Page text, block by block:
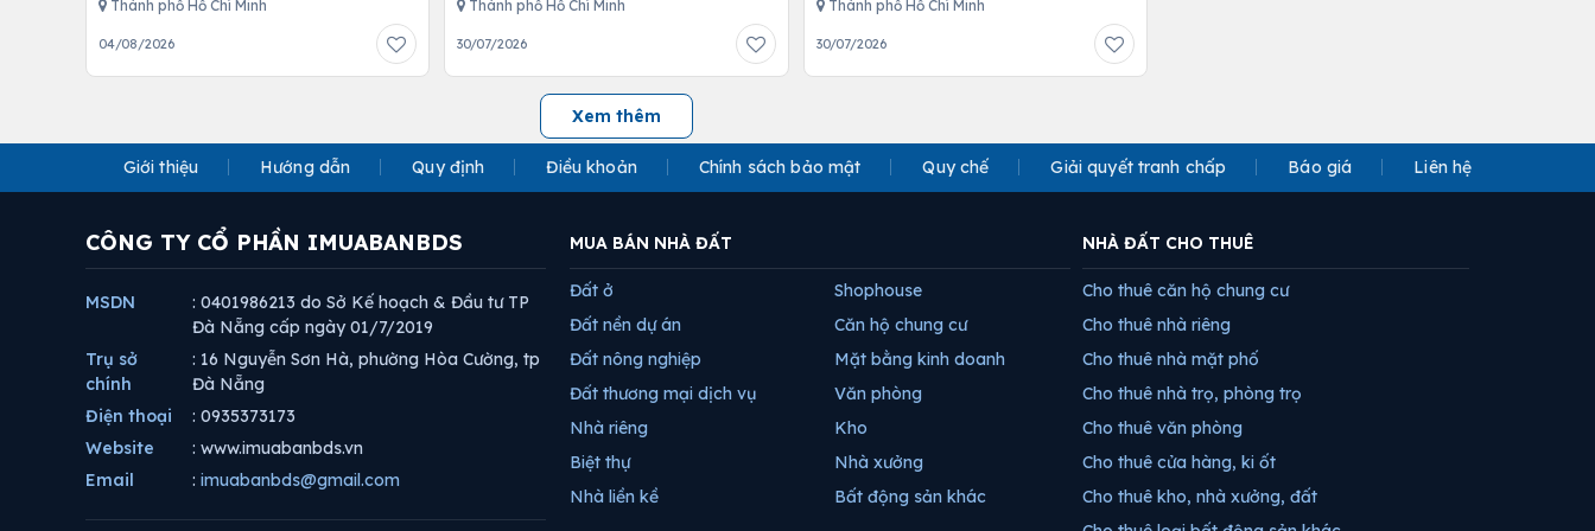
Thành phố Hồ Chí Minh
04/08/2026
Thành phố Hồ Chí Minh
30/07/2026
Thành phố Hồ Chí Minh
30/07/2026
Xem thêm
Giới thiệu Hướng dẫn Quy định Điều khoản Chính sách bảo mật Quy chế Giải quyết tranh chấp Báo giá Liên hệ
CÔNG TY CỔ PHẦN IMUABANBDS
MSDN
: 0401986213 do Sở Kế hoạch & Đầu tư TP
Đà Nẵng cấp ngày 01/7/2019
Trụ sở
chính
: 16 Nguyễn Sơn Hà, phường Hòa Cường, tp
Đà Nẵng
Điện thoại
: 0935373173
Website
: www.imuabanbds.vn
Email
: imuabanbds@gmail.com
MUA BÁN NHÀ ĐẤT
Đất ở
Đất nền dự án
Đất nông nghiệp
Đất thương mại dịch vụ
Nhà riêng
Biệt thự
Nhà liền kề
Shophouse
Căn hộ chung cư
Mặt bằng kinh doanh
Văn phòng
Kho
Nhà xưởng
Bất động sản khác
NHÀ ĐẤT CHO THUÊ
Cho thuê căn hộ chung cư
Cho thuê nhà riêng
Cho thuê nhà mặt phố
Cho thuê nhà trọ, phòng trọ
Cho thuê văn phòng
Cho thuê cửa hàng, ki ốt
Cho thuê kho, nhà xưởng, đất